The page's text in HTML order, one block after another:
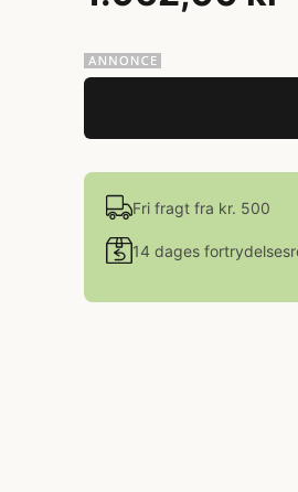
Fri fragt fra kr. 500
14 dages